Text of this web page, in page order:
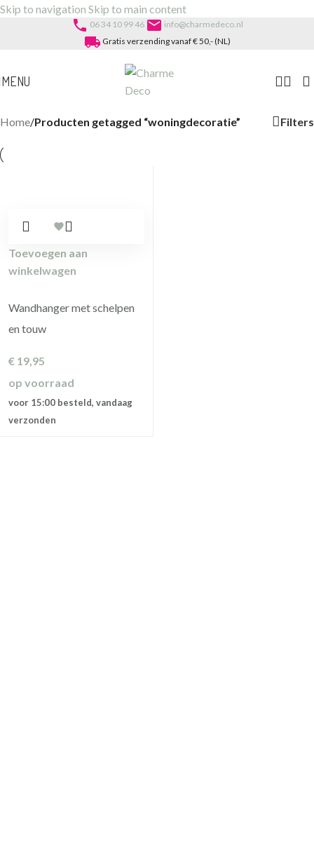
Skip to navigation Skip to main content
phone 06 34 10 99 46 email info@charmedeco.nl
local_shipping Gratis verzending vanaf € 50,- (NL)
MENU
Home/Producten getagged “woningdecoratie” Filters
Toevoegen aan
winkelwagen
Wandhanger met schelpen
en touw
€ 19,95
op voorraad
voor 15:00 besteld, vandaag
verzonden